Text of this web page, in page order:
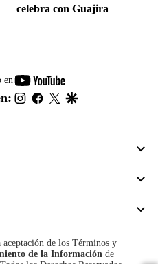
celebra con Guajira
en
youtube-
footer
instagram
facebook
twitter
de los Términos y
de la Información de